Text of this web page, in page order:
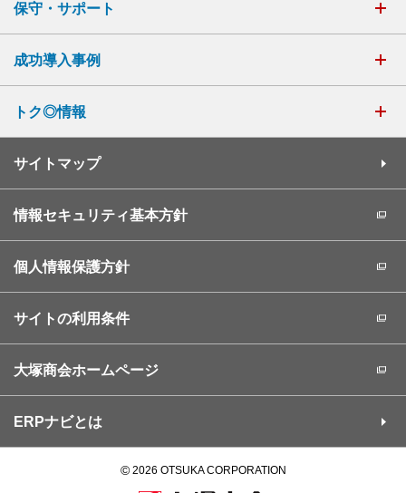
保守・サポート
成功導入事例
トク◎情報
サイトマップ
情報セキュリティ基本方針
個人情報保護方針
サイトの利用条件
大塚商会ホームページ
ERPナビとは
©2026 OTSUKA CORPORATION